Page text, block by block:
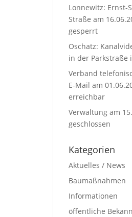
Lonnewitz: Ernst-
Straße am
gesperrt
Oschatz:
in der Parkstraße
Verband
E-Mail am
erreichbar
Verwaltung am
geschlossen
Kategorien
Aktuelles / News
Baumaßnahmen
Informationen
öffentliche